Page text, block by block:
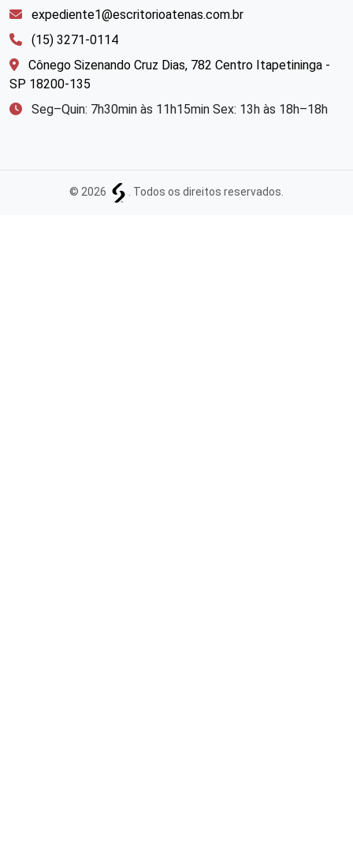
expediente1@escritorioatenas.com.br
(15) 3271-0114
Cônego Sizenando Cruz Dias, 782 Centro Itapetininga -
SP 18200-135
Seg–Quin: 7h30min às 11h15min Sex: 13h às 18h–18h
© 2026 . Todos os direitos reservados.